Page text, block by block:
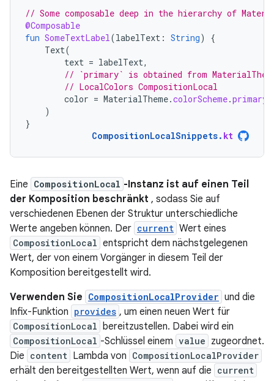
// Some composable deep in the hierarchy of
@Composable
fun SomeTextLabel(labelText : String)
{
Text(
text = labelText,
// `primary` is obtained from
// LocalColors CompositionLocal
color = MaterialTheme.colorScheme.primary
)
}
CompositionLocalSnippets. kt
Eine CompositionLocal -Instanz ist auf einen Teil
der Komposition beschränkt , sodass Sie auf
verschiedenen Ebenen der Struktur unterschiedliche
Werte angeben können. Der current Wert eines
CompositionLocal entspricht dem nächstgelegenen
Wert, der von einem Vorgänger in diesem Teil der
Komposition bereitgestellt wird.
Verwenden Sie CompositionLocalProvider und die
Infix-Funktion provides , um einen neuen Wert für
CompositionLocal bereitzustellen. Dabei wird ein
CompositionLocal -Schlüssel einem value zugeordnet.
Die content Lambda von CompositionLocalProvider
erhält den bereitgestellten Wert, wenn auf die current